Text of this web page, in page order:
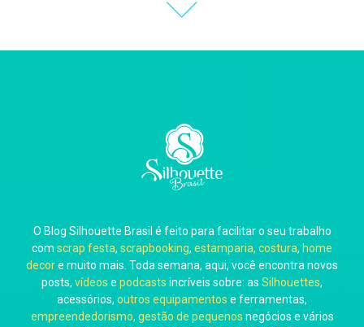
Carla Eschberger
Carol Pessoa
O Blog Silhouette Brasil é feito para facilitar o seu trabalho
com scrap festa, scrapbooking, estamparia, costura, home
decore muito mais. Toda semana, aqui, você encontra novos
posts, vídeos e podcasts incríveis sobre: as Silhouettes,
acessórios, outros equipamentos e ferramentas,
empreendedorismo, gestão de pequenos negócios e vários